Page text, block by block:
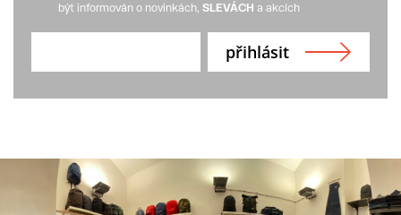
být informován o novinkách, SLEVÁCH a akcích